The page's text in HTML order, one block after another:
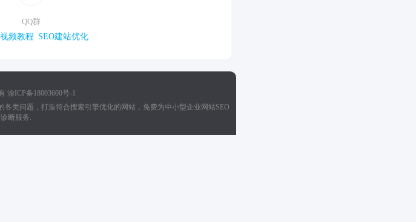
QQ群
频教程 SEO建站优化
渝ICP备18003600号-1
类问题，打造符合搜索引擎优化的网站，免费为中小型企业网站SEO
断服务.